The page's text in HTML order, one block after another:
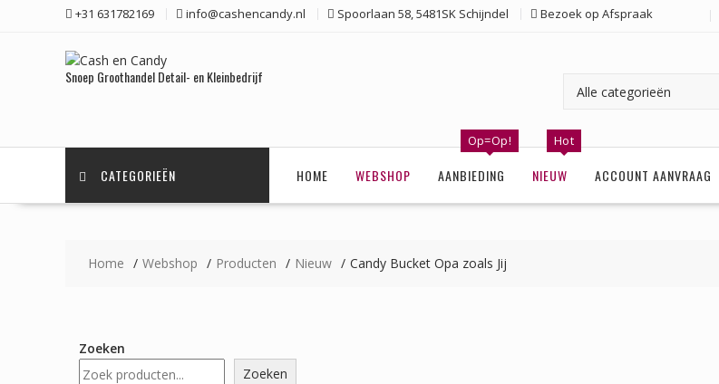
+31 631782169 info@cashencandy.nl Spoorlaan 58, 5481SK Schijndel Bezoek op Afspraak
Snoep Groothandel Detail- en Kleinbedrijf
CATEGORIEËN HOME WEBSHOP AANBIEDING
Op=Op!
NIEUW
Hot
ACCOUNT AANVRAAG
Home Webshop Producten Nieuw Candy Bucket Opa zoals Jij
Zoeken
Zoeken